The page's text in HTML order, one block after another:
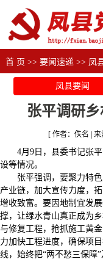
首 页 >> 要闻速递>> 凤
凤县要闻
张平调研
[ 作者：佚名 |
4月9日，县委书记张
设等情况。
张平强调，要聚力特
产业链，加大宣传力度，
增收致富。要因地制宜发
撑，让绿水青山真正成为
与修复工程，抢抓施工黄
力加快工程进度，确保项
线，始终把“两不愁三保障